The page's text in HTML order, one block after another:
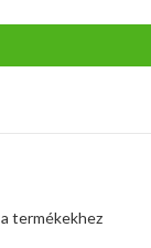
termékekhez